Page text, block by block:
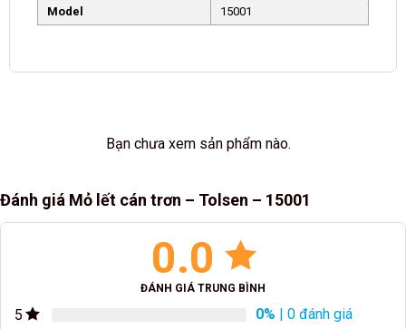
Model
15001
Bạn chưa xem sản phẩm nào.
Đánh giá Mỏ lết cán trơn – Tolsen – 15001
0.0
ĐÁNH GIÁ TRUNG BÌNH
5 0% | 0 đánh giá